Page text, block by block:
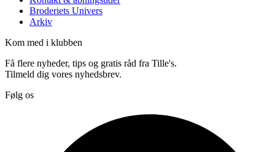
Broderiets Univers
Arkiv
Kom med i klubben
Få flere nyheder, tips og gratis råd fra Tille's.
Tilmeld dig vores nyhedsbrev.
Følg os